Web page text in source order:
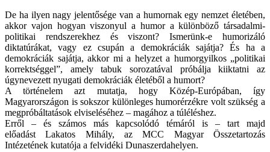
De ha ilyen nagy jelentősége van a humornak egy nemzet életében,
akkor vajon hogyan viszonyul a humor a különböző társadalmi-
politikai rendszerekhez és viszont? Ismerünk-e humorizáló
diktatúrákat, vagy ez csupán a demokráciák sajátja? És ha a
demokráciák sajátja, akkor mi a helyzet a humorgyilkos „politikai
korrektséggel”, amely tabuk sorozatával próbálja kiiktatni az
úgynevezett nyugati demokráciák életéből a humort?
A történelem azt mutatja, hogy Közép-Európában, így
Magyarországon is sokszor különleges humorérzékre volt szükség a
megpróbáltatások elviseléséhez – magához a túléléshez.
Erről – és számos más kapcsolódó témáról is – tart majd
előadást Lakatos Mihály, az MCC Magyar Összetartozás
Intézetének kutatója a felvidéki Dunaszerdahelyen.